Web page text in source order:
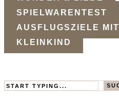
SPIELWARENTEST
AUSFLUGSZIELE
KLEINKIND
Search